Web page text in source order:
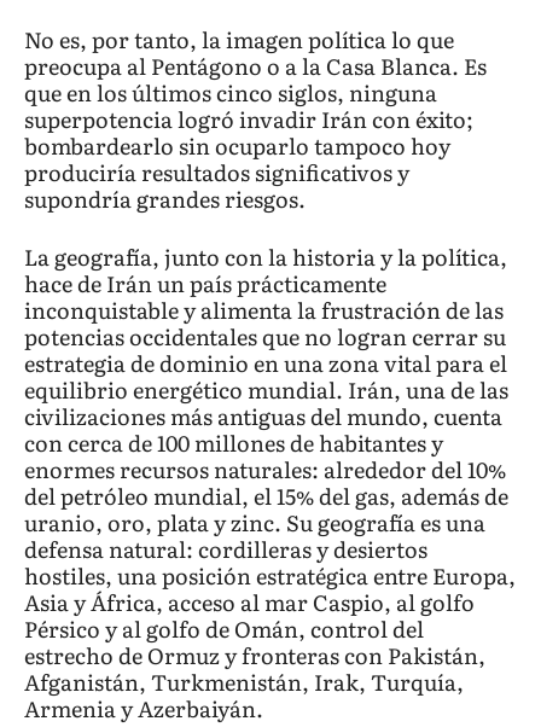
No es, por tanto, la imagen política lo que
preocupa al Pentágono o a la Casa Blanca. Es
que en los últimos cinco siglos, ninguna
superpotencia logró invadir Irán con éxito;
bombardearlo sin ocuparlo tampoco hoy
produciría resultados significativos y
supondría grandes riesgos.
La geografía, junto con la historia y la política,
hace de Irán un país prácticamente
inconquistable y alimenta la frustración de las
potencias occidentales que no logran cerrar su
estrategia de dominio en una zona vital para el
equilibrio energético mundial. Irán, una de las
civilizaciones más antiguas del mundo, cuenta
con cerca de 100 millones de habitantes y
enormes recursos naturales: alrededor del 10%
del petróleo mundial, el 15% del gas, además de
uranio, oro, plata y zinc. Su geografía es una
defensa natural: cordilleras y desiertos
hostiles, una posición estratégica entre Europa,
Asia y África, acceso al mar Caspio, al golfo
Pérsico y al golfo de Omán, control del
estrecho de Ormuz y fronteras con Pakistán,
Afganistán, Turkmenistán, Irak, Turquía,
Armenia y Azerbaiyán.